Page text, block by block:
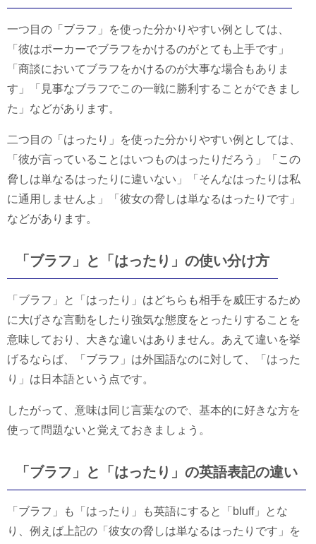
一つ目の「ブラフ」を使った分かりやすい例としては、
「彼はポーカーでブラフをかけるのがとても上手です」
「商談においてブラフをかけるのが大事な場合もありま
す」「見事なブラフでこの一戦に勝利することができまし
た」などがあります。
二つ目の「はったり」を使った分かりやすい例としては、
「彼が言っていることはいつものはったりだろう」「この
脅しは単なるはったりに違いない」「そんなはったりは私
に通用しませんよ」「彼女の脅しは単なるはったりです」
などがあります。
「ブラフ」と「はったり」の使い分け方
「ブラフ」と「はったり」はどちらも相手を威圧するため
に大げさな言動をしたり強気な態度をとったりすることを
意味しており、大きな違いはありません。あえて違いを挙
げるならば、「ブラフ」は外国語なのに対して、「はった
り」は日本語という点です。
したがって、意味は同じ言葉なので、基本的に好きな方を
使って問題ないと覚えておきましょう。
「ブラフ」と「はったり」の英語表記の違い
「ブラフ」も「はったり」も英語にすると「bluff」とな
り、例えば上記の「彼女の脅しは単なるはったりです」を